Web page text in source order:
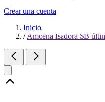
Crear una cuenta
Inicio
/ Amoena Isadora SB